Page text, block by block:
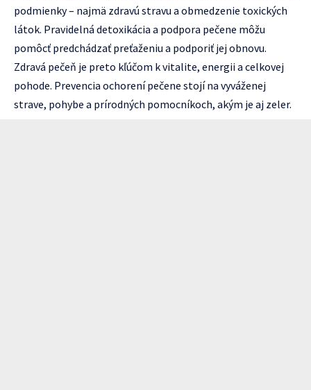
podmienky – najmä zdravú stravu a obmedzenie toxických
látok. Pravidelná detoxikácia a podpora pečene môžu
pomôcť predchádzať preťaženiu a podporiť jej obnovu.
Zdravá pečeň je preto kľúčom k vitalite, energii a celkovej
pohode. Prevencia ochorení pečene stojí na vyváženej
strave, pohybe a prírodných pomocníkoch, akým je aj zeler.